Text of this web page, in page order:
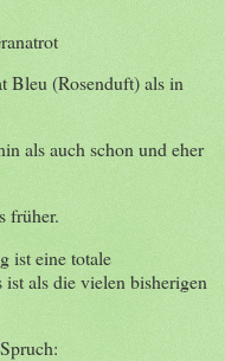
Bleu (Rosenduft) als in
als auch schon und eher
früher.
ist eine totale
als die vielen bisherigen